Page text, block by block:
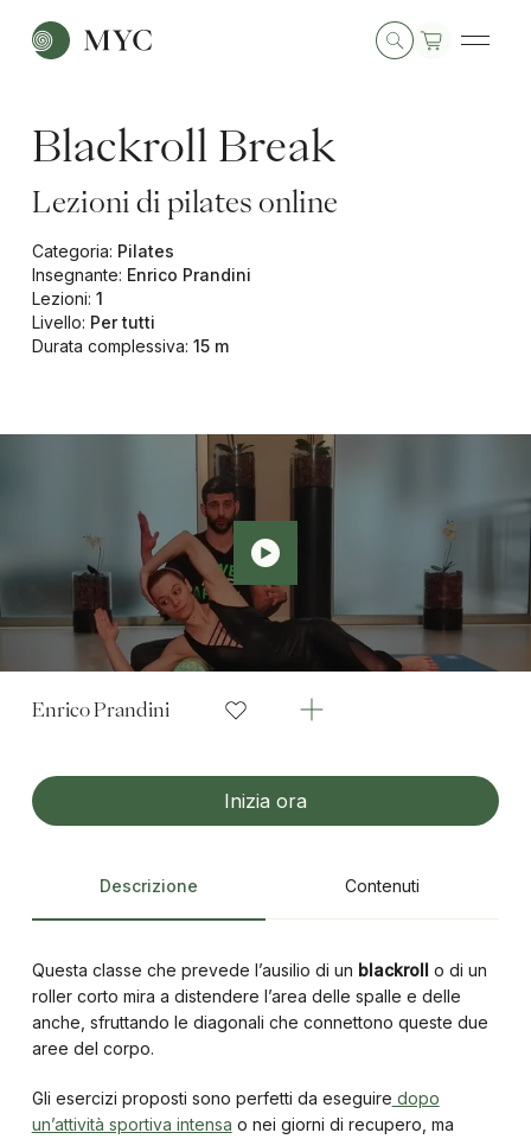
Blackroll Break
Lezioni di pilates online
Categoria: Pilates
Insegnante: Enrico Prandini
Lezioni: 1
Livello: Per tutti
Durata complessiva: 15 m
Enrico Prandini
Inizia ora
Descrizione Contenuti
Questa classe che prevede l’ausilio di un blackroll o di un
roller corto mira a distendere l’area delle spalle e delle
anche, sfruttando le diagonali che connettono queste due
aree del corpo.
Gli esercizi proposti sono perfetti da eseguire dopo
un’attività sportiva intensa o nei giorni di recupero, ma